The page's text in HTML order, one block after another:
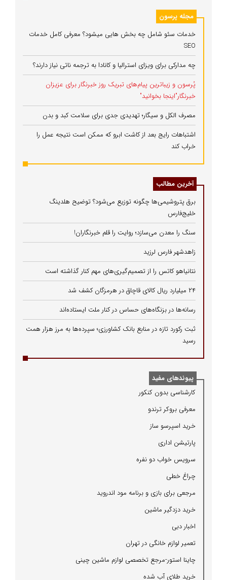
مجله پرسون
خدمات سئو شامل چه بخش هایی میشود؟ معرفی کامل خدمات
SEO
چه مدارکی برای ویزای استرالیا و کانادا به ترجمه ناتی نیاز دارند؟
پُرسون و زیباترین پیام‌های تبریک روز خبرنگار برای عزیزان
خبرنگار"اینجا بخوانید"
مصرف الکل و سیگار؛ تهدیدی جدی برای سلامت کبد و بدن
اشتباهات رایج بعد از کاشت ابرو که ممکن است نتیجه عمل را
خراب کند
آخرین مطالب
برق پتروشیمی‌ها چگونه توزیع می‌شود؟ توضیح هلدینگ
خلیج‌فارس
سنگ را معدن می‌سازد؛ روایت را قلم خبرنگاران!
زاهدشهر فارس لرزید
نتانیاهو کاتس را از تصمیم‌گیری‌های مهم کنار گذاشته است
۲۴ میلیارد ریال کالای قاچاق در هرمزگان کشف شد
رسانه‌ها در بزنگاه‌های حساس در کنار ملت ایستاده‌اند
ثبت رکورد تازه در منابع بانک کشاورزی؛ سپرده‌ها به مرز هزار همت
رسید
پیوندهای مفید
كارشناسی بدون كنكور
معرفی بروكر ترندو
خرید اسپرسو ساز
پارتیشن اداری
سرویس خواب دو نفره
چراغ خطی
مرجعی برای بازی و برنامه مود اندروید
خرید دزدگیر ماشین
اخبار دبی
تعمیر لوازم خانگی در تهران
چاینا استور-مرجع تخصصی لوازم ماشین چینی
خرید طلای آب شده